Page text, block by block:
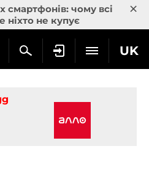
смартфонів: чому всі
ніхто не купує
×
UK